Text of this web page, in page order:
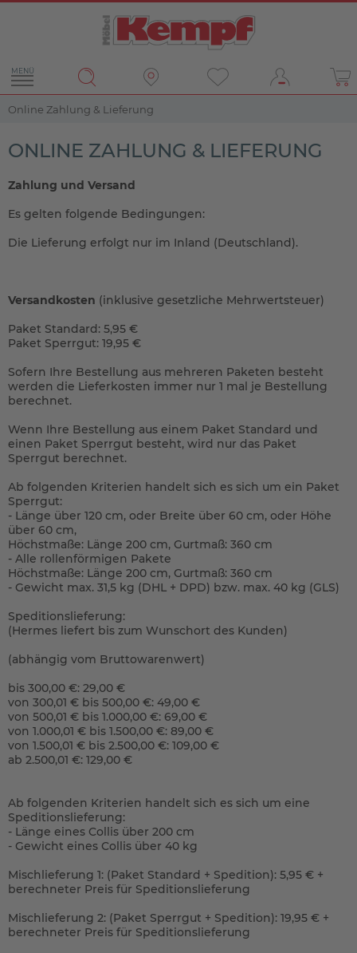
MENÜ
Online Zahlung & Lieferung
ONLINE ZAHLUNG & LIEFERUNG
Zahlung und Versand
Es gelten folgende Bedingungen:
Die Lieferung erfolgt nur im Inland (Deutschland).
Versandkosten (inklusive gesetzliche Mehrwertsteuer)
Paket Standard: 5,95 €
Paket Sperrgut: 19,95 €
Sofern Ihre Bestellung aus mehreren Paketen besteht
werden die Lieferkosten immer nur 1 mal je Bestellung
berechnet.
Wenn Ihre Bestellung aus einem Paket Standard und
einen Paket Sperrgut besteht, wird nur das Paket
Sperrgut berechnet.
Ab folgenden Kriterien handelt sich es sich um ein Paket
Sperrgut:
- Länge über 120 cm, oder Breite über 60 cm, oder Höhe
über 60 cm,
Höchstmaße: Länge 200 cm, Gurtmaß: 360 cm
- Alle rollenförmigen Pakete
Höchstmaße: Länge 200 cm, Gurtmaß: 360 cm
- Gewicht max. 31,5 kg (DHL + DPD) bzw. max. 40 kg (GLS)
Speditionslieferung:
(Hermes liefert bis zum Wunschort des Kunden)
(abhängig vom Bruttowarenwert)
bis 300,00 €: 29,00 €
von 300,01 € bis 500,00 €: 49,00 €
von 500,01 € bis 1.000,00 €: 69,00 €
von 1.000,01 € bis 1.500,00 €: 89,00 €
von 1.500,01 € bis 2.500,00 €: 109,00 €
ab 2.500,01 €: 129,00 €
Ab folgenden Kriterien handelt sich es sich um eine
Speditionslieferung:
- Länge eines Collis über 200 cm
- Gewicht eines Collis über 40 kg
Mischlieferung 1: (Paket Standard + Spedition): 5,95 € +
berechneter Preis für Speditionslieferung
Mischlieferung 2: (Paket Sperrgut + Spedition): 19,95 € +
berechneter Preis für Speditionslieferung